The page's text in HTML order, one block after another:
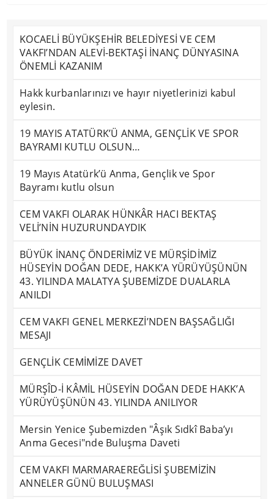
KOCAELİ BÜYÜKŞEHİR BELEDİYESİ VE CEM
VAKFI’NDAN ALEVİ-BEKTAŞİ İNANÇ DÜNYASINA
ÖNEMLİ KAZANIM
Hakk kurbanlarınızı ve hayır niyetlerinizi kabul
eylesin.
19 MAYIS ATATÜRK’Ü ANMA, GENÇLİK VE SPOR
BAYRAMI KUTLU OLSUN…
19 Mayıs Atatürk’ü Anma, Gençlik ve Spor
Bayramı kutlu olsun
CEM VAKFI OLARAK HÜNKÂR HACI BEKTAŞ
VELİ’NİN HUZURUNDAYDIK
BÜYÜK İNANÇ ÖNDERİMİZ VE MÜRŞİDİMİZ
HÜSEYİN DOĞAN DEDE, HAKK’A YÜRÜYÜŞÜNÜN
43. YILINDA MALATYA ŞUBEMİZDE DUALARLA
ANILDI
CEM VAKFI GENEL MERKEZİ’NDEN BAŞSAĞLIĞI
MESAJI
GENÇLİK CEMİMİZE DAVET
MÜRŞÎD-İ KÂMİL HÜSEYİN DOĞAN DEDE HAKK’A
YÜRÜYÜŞÜNÜN 43. YILINDA ANILIYOR
Mersin Yenice Şubemizden "Âşık Sıdkî Baba’yı
Anma Gecesi"nde Buluşma Daveti
CEM VAKFI MARMARAEREĞLİSİ ŞUBEMİZİN
ANNELER GÜNÜ BULUŞMASI